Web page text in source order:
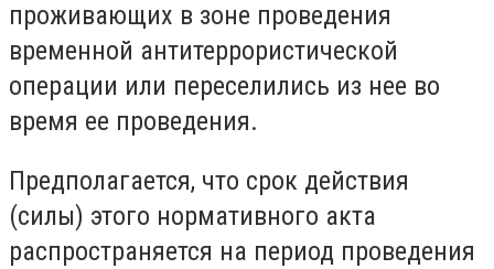
проживающих в зоне проведения
временной антитеррористической
операции или переселились из нее во
время ее проведения.
Предполагается, что срок действия
(силы) этого нормативного акта
распространяется на период проведения